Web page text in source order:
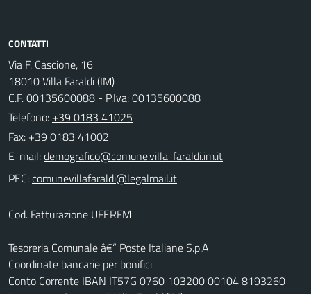
CONTATTI
Via F. Cascione, 16
18010 Villa Faraldi (IM)
C.F. 00135600088 - P.Iva: 00135600088
Telefono: +39 0183 41025
Fax: +39 0183 41002
E-mail:
PEC:
Cod. Fatturazione UFERFM
Tesoreria Comunale â€“ Poste Italiane S.p.A
Coordinate bancarie per bonifici
Conto Corrente IBAN IT57G 0760 103200 00104 8193260